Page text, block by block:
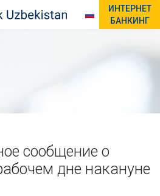
ИНТЕРНЕТ
БАНКИНГ
сообщение о
дне накануне